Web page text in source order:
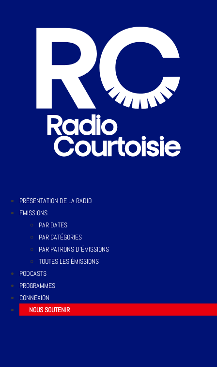
PRÉSENTATION DE LA RADIO
EMISSIONS
PAR DATES
PAR CATÉGORIES
PAR PATRONS D’ÉMISSIONS
TOUTES LES ÉMISSIONS
PODCASTS
PROGRAMMES
CONNEXION
NOUS SOUTENIR